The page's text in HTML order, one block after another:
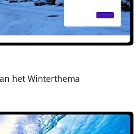
het Winterthema